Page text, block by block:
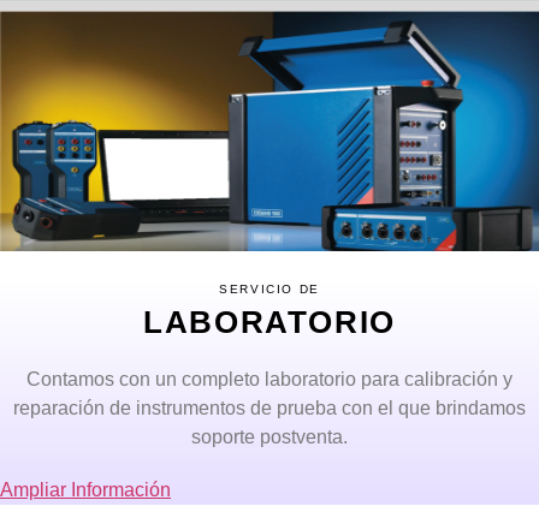
SERVICIO DE
LABORATORIO
Contamos con un completo laboratorio para calibración y
reparación de instrumentos de prueba con el que brindamos
soporte postventa.
Ampliar Información